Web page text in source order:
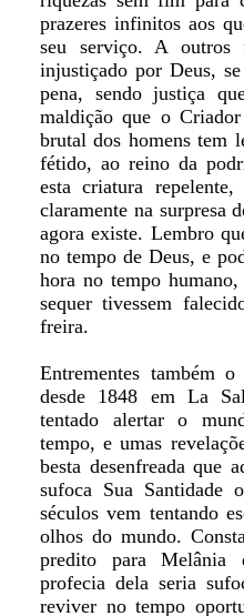
prazeres infinitos aos
seu serviço. A
injustiçado por Deus,
pena, sendo justiça
maldição que o
brutal dos homens tem
fétido, ao reino da
esta criatura
claramente na surpresa
agora existe. Lembro
no tempo de Deus, e
hora no tempo
sequer tivessem
freira.
Entrementes também
desde 1848 em La
tentado alertar o
tempo, e umas
besta desenfreada que
sufoca Sua Santidade
séculos vem tentando
olhos do mundo.
predito para
profecia dela seria
reviver no tempo